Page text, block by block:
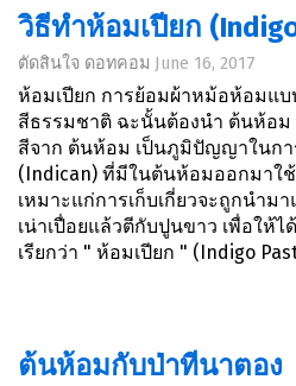
วิธีทำห้อมเปียก
ตัดสินใจ ดอทคอม June 16, 2017
ห้อมเปียก การย้อมผ้าหม้อห้อมแบ
สีธรรมชาติ ฉะนั้นต้องนำ ต้นห้อม
สีจาก ต้นห้อม เป็นภูมิปัญญาในก
(Indican) ที่มีในต้นห้อมออกมาใ
เหมาะแก่การเก็บเกี่ยวจะถูกนำม
เน่าเปื่อยแล้วตีกับปูนขาว เพื่อให้
เรียกว่า " ห้อมเปียก " (Indigo
ต้นห้อมกับป่าที่นาตอง